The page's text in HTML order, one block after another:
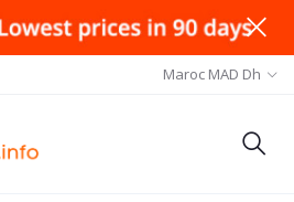
Maroc MAD Dh